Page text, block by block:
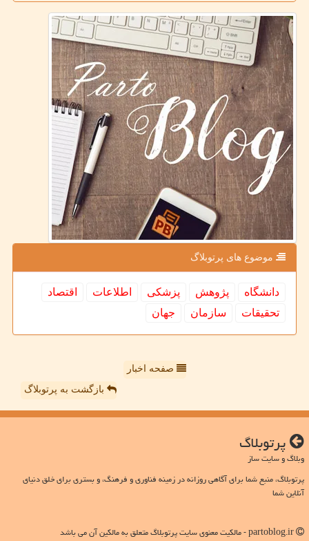
موضوع های پرتوبلاگ
دانشگاه پژوهش پزشكی اطلاعات
اقتصاد
تحقیقات
سازمان جهان
صفحه اخبار
بازگشت به پرتوبلاگ
پرتوبلاگ
وبلاگ و سایت ساز
پرتوبلاگ، منبع شما برای آگاهی روزانه در زمینه فناوری و فرهنگ، و بستری برای خلق دنیای
آنلاین شما